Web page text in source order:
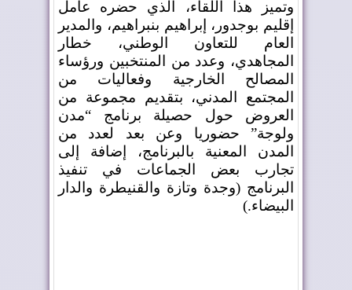
وتميز هذا اللقاء، الذي حضره عامل
إقليم بوجدور، إبراهيم بنبراهيم، والمدير
العام للتعاون الوطني، خطار
المجاهدي، وعدد من المنتخبين ورؤساء
المصالح الخارجية وفعاليات من
المجتمع المدني، بتقديم مجموعة من
العروض حول حصيلة برنامج “مدن
ولوجة” حضوريا وعن بعد لعدد من
المدن المعنية بالبرنامج، إضافة إلى
تجارب بعض الجماعات في تنفيذ
البرنامج (وجدة وتازة والقنيطرة والدار
البيضاء(.